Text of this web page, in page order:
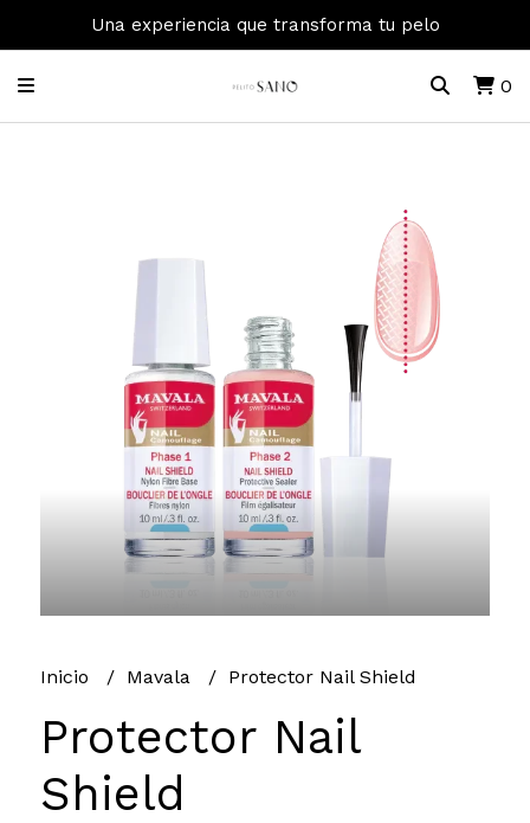
Una experiencia que transforma tu pelo
0
Inicio Mavala Protector Nail Shield
Protector Nail
Shield